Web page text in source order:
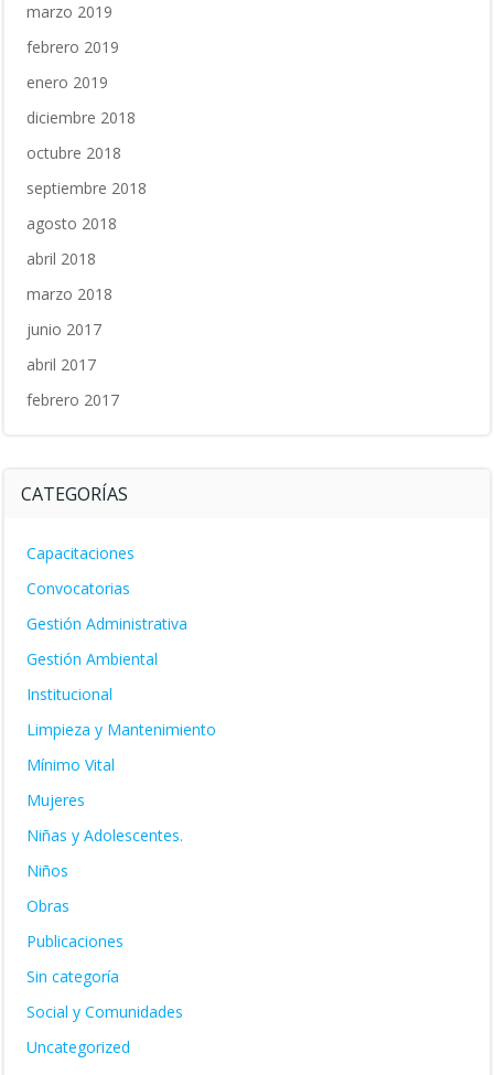
marzo 2019
febrero 2019
enero 2019
diciembre 2018
octubre 2018
septiembre 2018
agosto 2018
abril 2018
marzo 2018
junio 2017
abril 2017
febrero 2017
CATEGORÍAS
Capacitaciones
Convocatorias
Gestión Administrativa
Gestión Ambiental
Institucional
Limpieza y Mantenimiento
Mínimo Vital
Mujeres
Niñas y Adolescentes.
Niños
Obras
Publicaciones
Sin categoría
Social y Comunidades
Uncategorized